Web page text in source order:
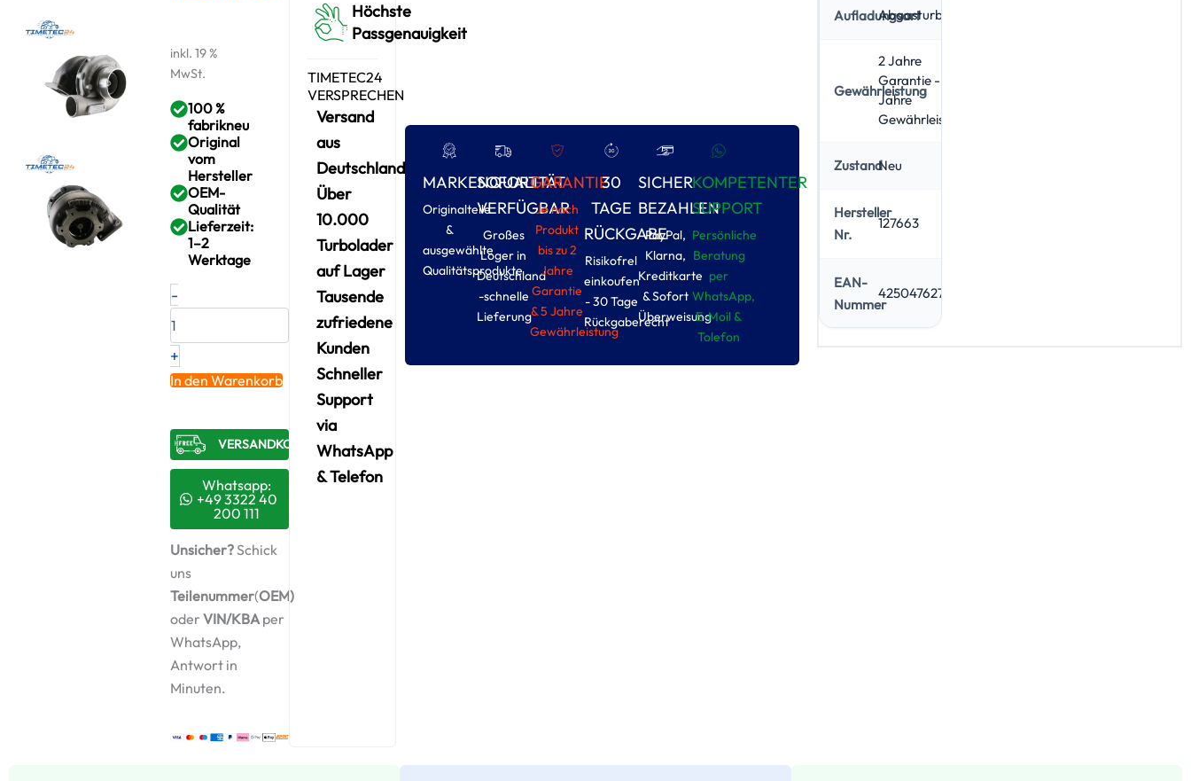
inkl. 19 %
MwSt.
100 %
fabrikneu
Original
vom
Hersteller
OEM-
Qualität
Lieferzeit:
1–2
Werktage
-Neuer
Original
SCANIA
–
1394695
/
+
Montagesatz
Menge
+
In den Warenkorb
VERSANDKOSTENFREI​
Whatsapp:
+49 3322 40
200 111
Unsicher?Schick
uns
Teilenummer(OEM)
oderVIN/KBA per
WhatsApp,
Antwort in
Minuten.
Höchste
Passgenauigkeit
TIMETEC24
VERSPRECHEN
Versand
aus
Deutschland
Über
10.000
Turbolader
auf Lager
Tausende
zufriedene
Kunden
Schneller
Support
via
WhatsApp
& Telefon
MARKENQUALITÄT
Originalteile
&
ausgewählte
Qualitätsprodukte
SOFORT
VERFÜGBAR
Großes
Loger in
Deutschland
-schnelle
Lieferung
GARANTIE
Je nach
Produkt
bis zu 2
Jahre
Garantie
& 5 Jahre
Gewährleistung
30
TAGE
RÜCKGABE
Risikofrel
einkoufen
- 30 Tage
Rückgaberecht
SICHER
BEZAHLEN
PayPal,
Klarna,
Kreditkarte
& Sofort
Überweisung
KOMPETENTER
SUPPORT
Persönliche
Beratung
per
WhatsApp,
E-Moil &
Tolefon
AufladungsartAbgasturbolader
Gewährleistung
2 Jahre
Garantie - 5
Jahre
Gewährleistung
ZustandNeu
Hersteller
Nr.
127663
EAN-
Nummer
4250476276638